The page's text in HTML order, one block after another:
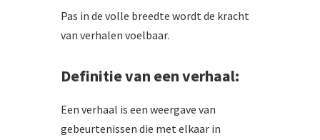
Pas in de volle breedte wordt de kracht
van verhalen voelbaar.
Definitie van een verhaal:
Een verhaal is een weergave van
gebeurtenissen die met elkaar in